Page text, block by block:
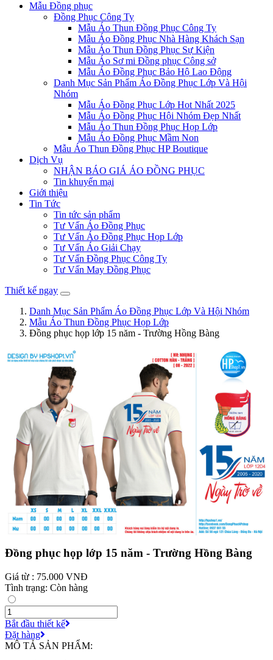
Mẫu Đồng phục
Đồng Phục Công Ty
Mẫu Áo Thun Đồng Phục Công Ty
Mẫu Áo Đồng Phục Nhà Hàng Khách Sạn
Mẫu Áo Thun Đồng Phục Sự Kiện
Mẫu Áo Sơ mi Đồng phục Công sở
Mẫu Áo Đồng Phục Bảo Hộ Lao Động
Danh Mục Sản Phẩm Áo Đồng Phục Lớp Và Hội
Nhóm
Mẫu Áo Đồng Phục Lớp Hot Nhất 2025
Mẫu Áo Đồng Phục Hội Nhóm Đẹp Nhất
Mẫu Áo Thun Đồng Phục Họp Lớp
Mẫu Áo Đồng Phục Mầm Non
Mẫu Áo Thun Đồng Phục HP Boutique
Dịch Vụ
NHẬN BÁO GIÁ ÁO ĐỒNG PHỤC
Tin khuyến mại
Giới thiệu
Tin Tức
Tin tức sản phẩm
Tư Vấn Áo Đồng Phục
Tư Vấn Áo Đồng Phục Họp Lớp
Tư Vấn Áo Giải Chạy
Tư Vấn Đồng Phục Công Ty
Tư Vấn May Đồng Phục
Thiết kế ngay
Danh Mục Sản Phẩm Áo Đồng Phục Lớp Và Hội Nhóm
Mẫu Áo Thun Đồng Phục Họp Lớp
Đồng phục họp lớp 15 năm - Trường Hồng Bàng
Đồng phục họp lớp 15 năm - Trường Hồng Bàng
Giá từ : 75.000 VNĐ
Tình trạng: Còn hàng
Bắt đầu thiết kế
Đặt hàng
MÔ TẢ SẢN PHẨM: